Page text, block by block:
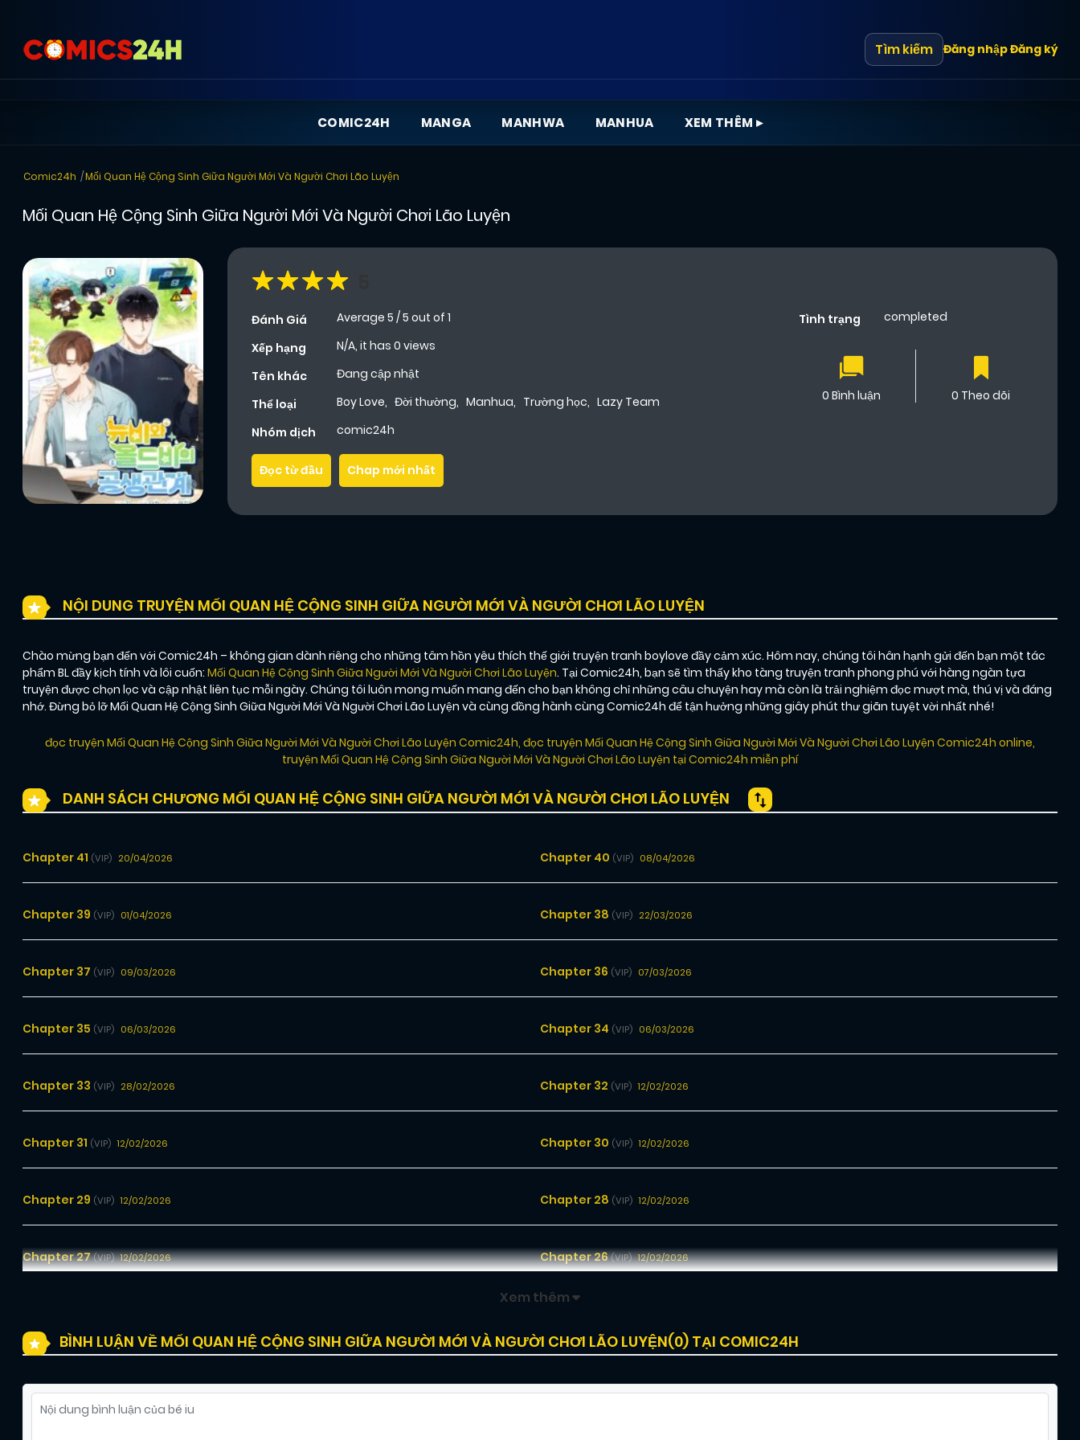
Tìm kiếm Đăng nhậpĐăng ký
COMIC24H MANGA MANHWA MANHUA XEM THÊM ▸
Comic24h Mối Quan Hệ Cộng Sinh Giữa Người Mới Và Người Chơi Lão Luyện
Mối Quan Hệ Cộng Sinh Giữa Người Mới Và Người Chơi Lão Luyện
Đánh Giá Average 5 /5 out of 1
Xếp hạng
N/A, it has 0 views
Tên khác
Đang cập nhật
Thể loại
Boy Love, Đời thường, Manhua, Trường học, Lazy Team
Nhóm dịch
comic24h
Tình trạng completed
0 Bình luận 0 Theo dõi
Đọc từ đầu Chap mới nhất
NỘI DUNG TRUYỆN MỐI QUAN HỆ CỘNG SINH GIỮA NGƯỜI MỚI VÀ NGƯỜI CHƠI LÃO LUYỆN
Chào mừng bạn đến với Comic24h – không gian dành riêng cho những tâm hồn yêu thích thế giới truyện tranh boylove đầy cảm xúc. Hôm nay, chúng tôi hân hạnh gửi đến bạn một tác
phẩm BL đầy kịch tính và lôi cuốn: Mối Quan Hệ Cộng Sinh Giữa Người Mới Và Người Chơi Lão Luyện. Tại Comic24h, bạn sẽ tìm thấy kho tàng truyện tranh phong phú với hàng ngàn tựa
truyện được chọn lọc và cập nhật liên tục mỗi ngày. Chúng tôi luôn mong muốn mang đến cho bạn không chỉ những câu chuyện hay mà còn là trải nghiệm đọc mượt mà, thú vị và đáng
nhớ. Đừng bỏ lỡ Mối Quan Hệ Cộng Sinh Giữa Người Mới Và Người Chơi Lão Luyện và cùng đồng hành cùng Comic24h để tận hưởng những giây phút thư giãn tuyệt vời nhất nhé!
đọc truyện Mối Quan Hệ Cộng Sinh Giữa Người Mới Và Người Chơi Lão Luyện Comic24h, đọc truyện Mối Quan Hệ Cộng Sinh Giữa Người Mới Và Người Chơi Lão Luyện Comic24h online,
truyện Mối Quan Hệ Cộng Sinh Giữa Người Mới Và Người Chơi Lão Luyện tại Comic24h miễn phí
DANH SÁCH CHƯƠNG MỐI QUAN HỆ CỘNG SINH GIỮA NGƯỜI MỚI VÀ NGƯỜI CHƠI LÃO LUYỆN
Chapter 41 (VIP) 20/04/2026 Chapter 40 (VIP) 08/04/2026
Chapter 39 (VIP) 01/04/2026 Chapter 38 (VIP) 22/03/2026
Chapter 37 (VIP) 09/03/2026 Chapter 36 (VIP) 07/03/2026
Chapter 35 (VIP) 06/03/2026 Chapter 34 (VIP) 06/03/2026
Chapter 33 (VIP) 28/02/2026 Chapter 32 (VIP) 12/02/2026
Chapter 31 (VIP) 12/02/2026 Chapter 30 (VIP) 12/02/2026
Chapter 29 (VIP) 12/02/2026 Chapter 28 (VIP) 12/02/2026
Chapter 27(VIP) 12/02/2026 Chapter 26(VIP) 12/02/2026
Xem thêm
BÌNH LUẬN VỀ MỐI QUAN HỆ CỘNG SINH GIỮA NGƯỜI MỚI VÀ NGƯỜI CHƠI LÃO LUYỆN(0) TẠI COMIC24H